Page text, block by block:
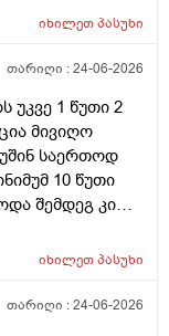
იხილეთპასუხი
თარიღი :24-06-2026
უკვე 1 წუთი 2
მივიღო
საერთოდ
10 წუთი
შემდეგ კი
რავქნა
იხილეთპასუხი
თარიღი :24-06-2026